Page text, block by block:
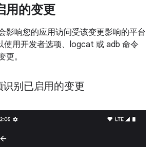
用的变更
影响您的应用访问受该变更影响的平台
使用开发者选项、logcat 或 adb 命令
更。
别已启用的变更